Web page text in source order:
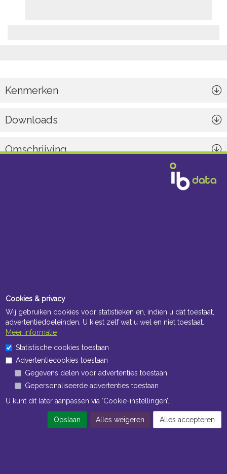
Kenmerken
Downloads
Omschrijving
Openingstijden Kantoor
ma t/m vr 8:30 uur tot 17:00 uur
Openingstijden Magazijn
ma t/m vr 7:00 uur tot 16:30 uur
Cookies & privacy
Wij gebruiken cookies voor statistieken en, indien u dat toestaat,
advertentiedoeleinden. U kiest zelf wat u wel en niet toestaat.
Meer informatie
Statistische cookies toestaan
Advertentiecookies toestaan
Gegevens delen voor advertenties toestaan
Gepersonaliseerde advertenties toestaan
U kunt dit later aanpassen via ‘Cookie-instellingen’.
Opslaan Alles weigeren Alles accepteren